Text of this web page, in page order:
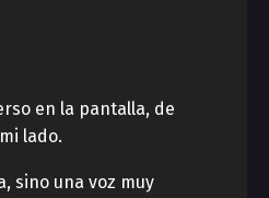
en la pantalla, de
lado.
sino una voz muy